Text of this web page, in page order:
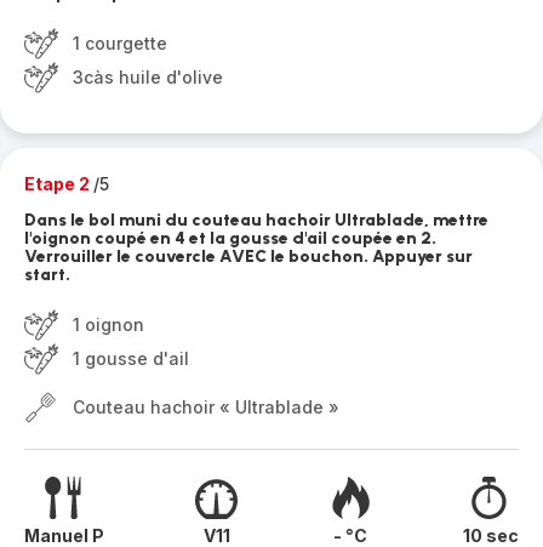
1 courgette
3càs huile d'olive
Etape 2 /5
Dans le bol muni du couteau hachoir Ultrablade, mettre
l'oignon coupé en 4 et la gousse d'ail coupée en 2.
Verrouiller le couvercle AVEC le bouchon. Appuyer sur
start.
1 oignon
1 gousse d'ail
Couteau hachoir « Ultrablade »
Manuel P V11 - °C 10 sec